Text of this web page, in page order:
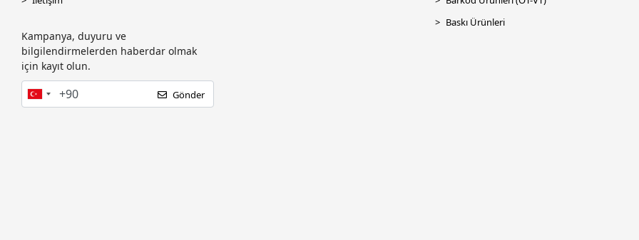
Kampanya, duyuru ve
bilgilendirmelerden haberdar olmak
için kayıt olun.
Gönder
Baskı Ürünleri